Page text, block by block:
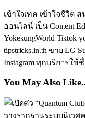
เข้าใจเทค เข้าใจชีวิต
ออนไลน์ เป็น Content
YokekungWorld Tiktok
tipstricks.in.th ขาย LG
Instagram ทุกบริการใช้ชื่
You May Also Like..